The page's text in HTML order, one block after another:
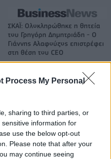
Process My Personal
sharing to third parties, or
information for
use the below opt-out
Please note that after your
may continue seeing
ΣΚΑΪ: Ολοκληρώθηκε η θητεία
του Γρηγόρη Δημητριάδη - Ο
Γιάννης Αλαφούζος επιστρέφει
στη θέση του CEO
ΕΔΟΕΑΠ
Σε κινεζική… πολιορκία η